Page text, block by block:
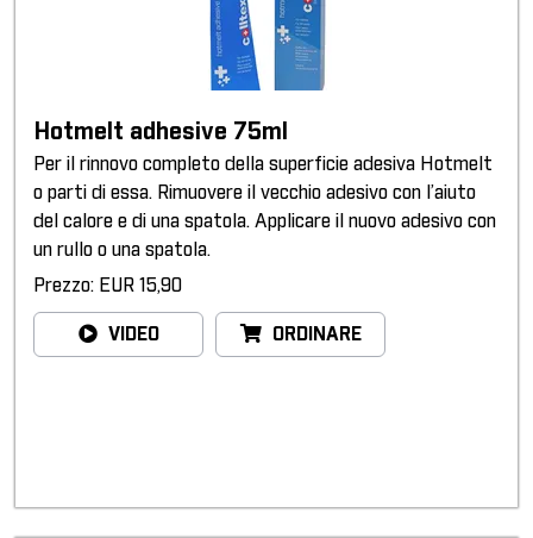
Hotmelt adhesive 75ml
Per il rinnovo completo della superficie adesiva Hotmelt
o parti di essa. Rimuovere il vecchio adesivo con l’aiuto
del calore e di una spatola. Applicare il nuovo adesivo con
un rullo o una spatola.
Prezzo: EUR 15,90
VIDEO ORDINARE